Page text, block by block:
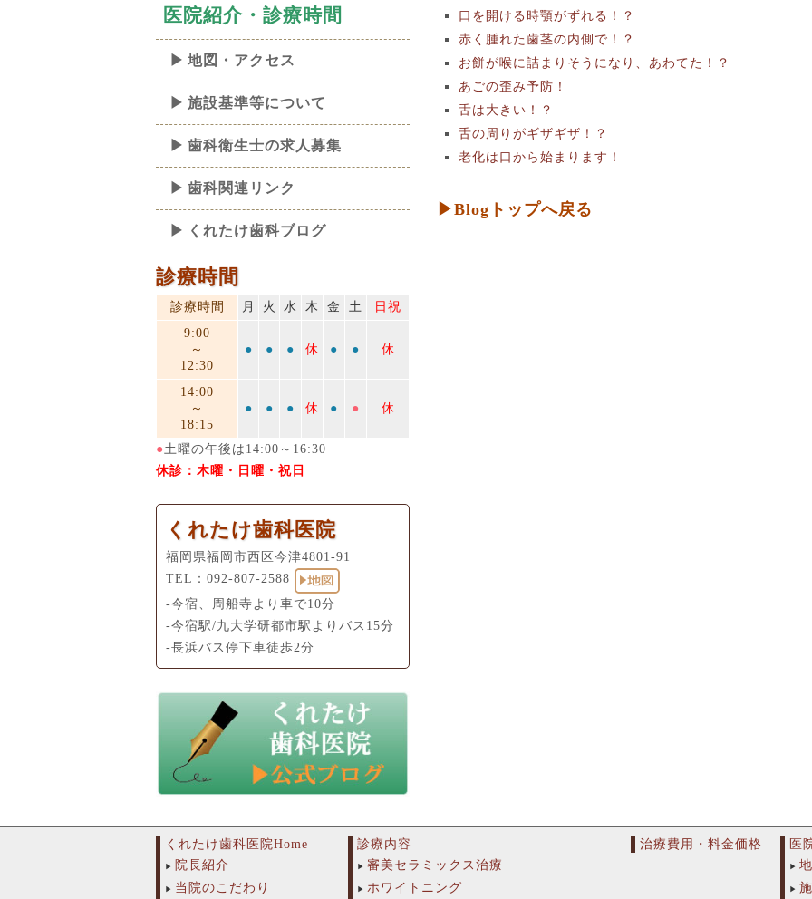
医院紹介・診療時間
地図・アクセス
施設基準等について
歯科衛生士の求人募集
歯科関連リンク
くれたけ歯科ブログ
口を開ける時顎がずれる！？
赤く腫れた歯茎の内側で！？
お餅が喉に詰まりそうになり、あわてた！？
あごの歪み予防！
舌は大きい！？
舌の周りがギザギザ！？
老化は口から始まります！
▶Blogトップへ戻る
診療時間
診療時間 月 火 水 木 金 土
日祝
9:00
～
12:30
● ● ● 休 ● ● 休
14:00
～
18:15
● ● ● 休 ● ● 休
●土曜の午後は14:00～16:30
休診：木曜・日曜・祝日
くれたけ歯科医院
福岡県福岡市西区今津4801-91
TEL： 092-807-2588
-今宿、周船寺より車で10分
-今宿駅/九大学研都市駅よりバス15分
-長浜バス停下車徒歩2分
くれたけ歯科医院Home
院長紹介
当院のこだわり
診療内容
審美セラミックス治療
ホワイトニング
治療費用・料金価格
医